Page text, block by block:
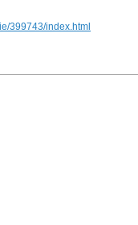
399743/index.html